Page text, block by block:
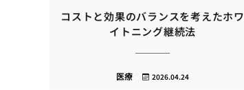
コストと効果のバランスを考えたホワ
イトニング継続法
2026.04.24
医療